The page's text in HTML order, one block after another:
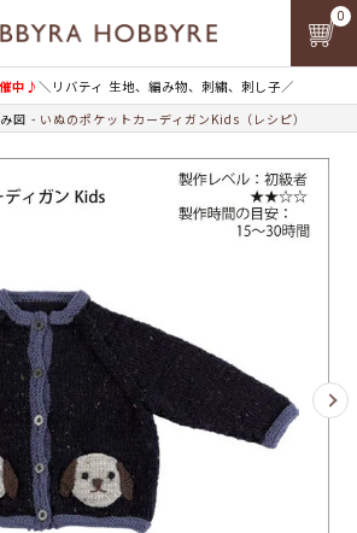
催中♪＼リバティ 生地、編み物、刺繍、刺し子／
0
図 いぬのポケットカーディガンKids（レシピ）